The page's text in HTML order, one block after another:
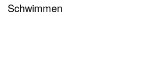
Schwimmen